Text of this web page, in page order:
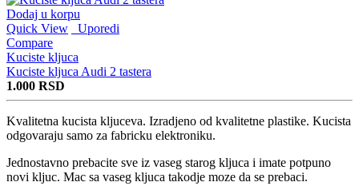
Dodaj u korpu
Quick View
Uporedi
Compare
Kuciste kljuca
Kuciste kljuca Audi 2 tastera
1.000 RSD
Kvalitetna kucista kljuceva. Izradjeno od kvalitetne plastike. Kucista
odgovaraju samo za fabricku elektroniku.
Jednostavno prebacite sve iz vaseg starog kljuca i imate potpuno
novi kljuc. Mac sa vaseg kljuca takodje moze da se prebaci.